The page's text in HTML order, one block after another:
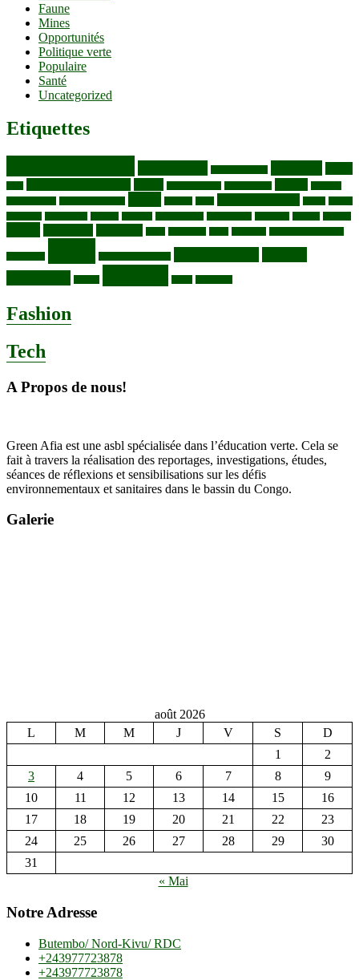
Faune
Mines
Opportunités
Politique verte
Populaire
Santé
Uncategorized
Etiquettes
Fashion
Tech
A Propos de nous!
Green Afia est une asbl spécialisée dans l’éducation verte. Cela se
fait à travers la réalisation des reportages, investigations, études,
séances de réflexions et sensibilisations sur les défis
environnementaux et sanitaires dans le bassin du Congo.
Galerie
août 2026
L
M M J V S
D
1
2
3
4 5 6 7 8
9
10
11 12 13 14 15
16
17
18 19 20 21 22
23
24
25 26 27 28 29
30
31
« Mai
Notre Adresse
Butembo/ Nord-Kivu/ RDC
+243977723878
+243977723878